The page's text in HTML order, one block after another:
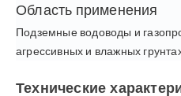
Область применения
Подземные водоводы и
агрессивных и влажных
Технические